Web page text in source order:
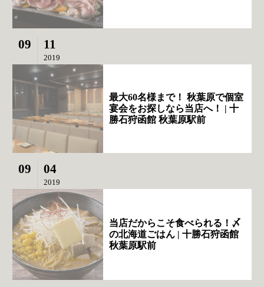
09 11
2019
最大60名様まで！ 秋葉原で個室
宴会をお探しなら当店へ！ | 十
勝石狩函館 秋葉原駅前
09 04
2019
当店だからこそ食べられる！〆
の北海道ごはん | 十勝石狩函館
秋葉原駅前